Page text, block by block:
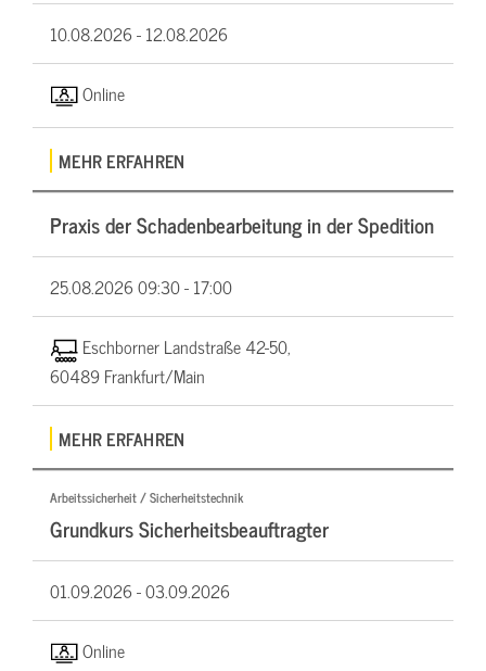
10.08.2026 -12.08.2026
Online
MEHR ERFAHREN
Praxis der Schadenbearbeitung in der Spedition
25.08.202609:30 - 17:00
Eschborner Landstraße 42-50,
60489 Frankfurt/Main
MEHR ERFAHREN
Arbeitssicherheit / Sicherheitstechnik
Grundkurs Sicherheitsbeauftragter
01.09.2026 -03.09.2026
Online